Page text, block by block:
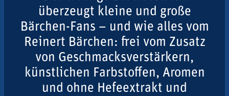
überzeugt kleine und große
Bärchen-Fans – und wie alles vom
Reinert Bärchen: frei vom Zusatz
von Geschmacksverstärkern,
künstlichen Farbstoffen, Aromen
und ohne Hefeextrakt und